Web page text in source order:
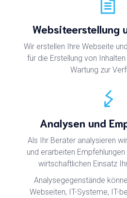
Websiteerstellung
Wir erstellen Ihre Webseite
für die Erstellung von
Wartung zur
Analysen und
Als Ihr Berater analysieren
und erarbeiten
wirtschaftlichen Einsatz
Analysegegenstände
Webseiten, IT-Systeme, IT-